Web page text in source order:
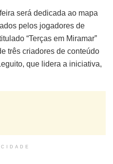
será dedicada ao mapa
pelos jogadores de
“Terças em Miramar”
três criadores de conteúdo
que lidera a iniciativa,